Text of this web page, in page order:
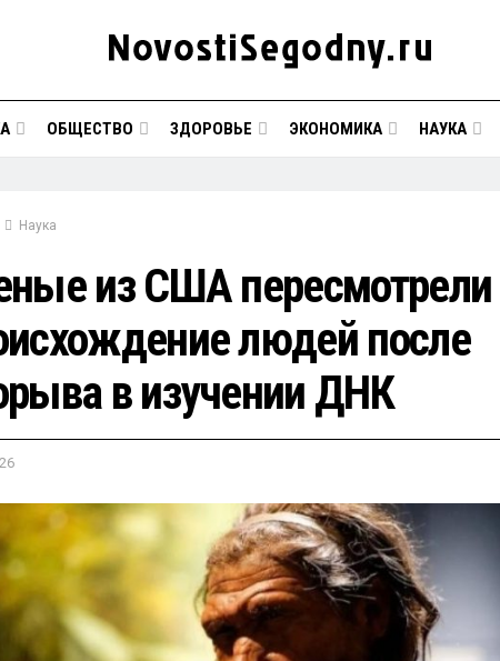
ОБЩЕСТВО ЗДОРОВЬЕ ЭКОНОМИКА НАУКА
Наука
из США пересмотрели
людей после
в изучении ДНК